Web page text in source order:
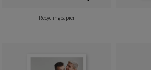
Recyclingpapier